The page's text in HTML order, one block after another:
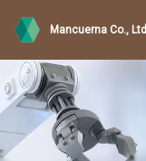
Mancuerna Co.,